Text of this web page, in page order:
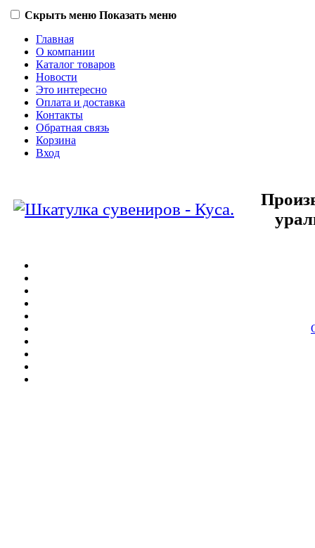
Скрыть меню Показать меню
Главная
О компании
Каталог товаров
Новости
Это интересно
Оплата и доставка
Контакты
Обратная связь
Корзина
Вход